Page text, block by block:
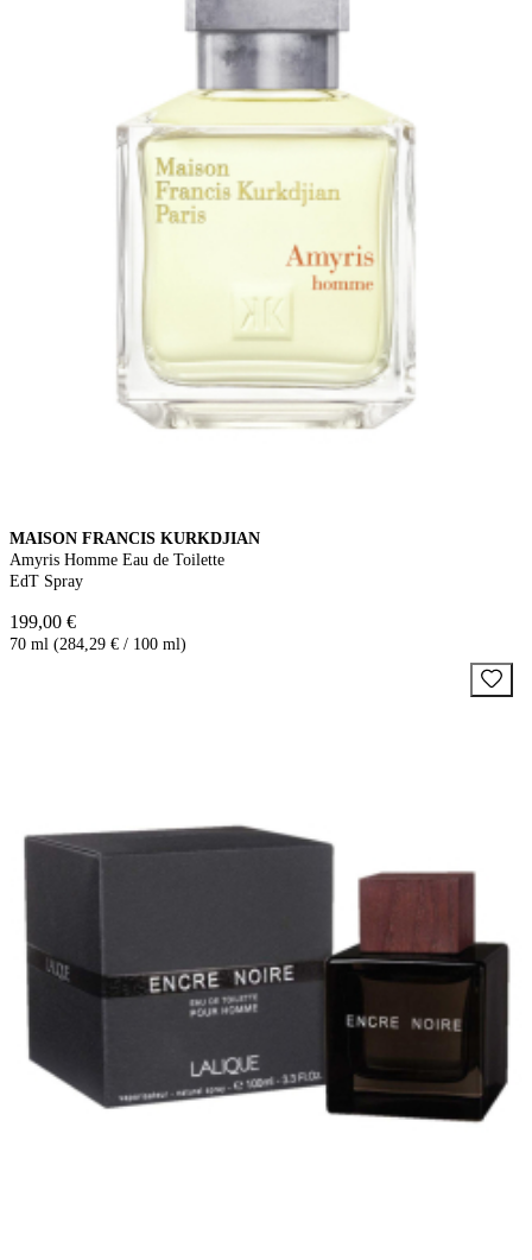
MAISON FRANCIS KURKDJIAN
Amyris Homme Eau de Toilette
EdT Spray
199,00 €
70 ml (284,29 € / 100 ml)